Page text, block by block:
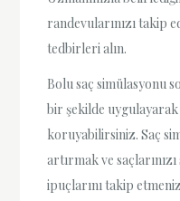
randevularınızı takip
tedbirleri alın.
Bolu saç simülasyonu
bir şekilde
koruyabilirsiniz. Saç
artırmak ve
ipuçlarını takip